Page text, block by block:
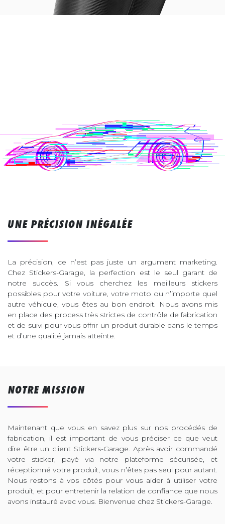
UNE PRÉCISION INÉGALÉE
La précision, ce n’est pas juste un argument marketing.
Chez Stickers-Garage, la perfection est le seul garant de
notre succès. Si vous cherchez les meilleurs stickers
possibles pour votre voiture, votre moto ou n’importe quel
autre véhicule, vous êtes au bon endroit. Nous avons mis
en place des process très strictes de contrôle de fabrication
et de suivi pour vous offrir un produit durable dans le temps
et d’une qualité jamais atteinte.
NOTRE MISSION
Maintenant que vous en savez plus sur nos procédés de
fabrication, il est important de vous préciser ce que veut
dire être un client Stickers-Garage. Après avoir commandé
votre sticker, payé via notre plateforme sécurisée, et
réceptionné votre produit, vous n’êtes pas seul pour autant.
Nous restons à vos côtés pour vous aider à utiliser votre
produit, et pour entretenir la relation de confiance que nous
avons instauré avec vous. Bienvenue chez Stickers-Garage.